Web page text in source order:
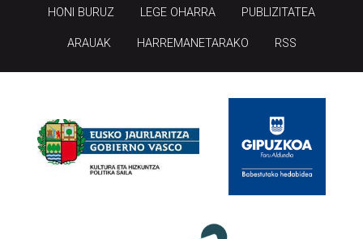
HONI BURUZ LEGE OHARRA PUBLIZITATEA
ARAUAK HARREMANETARAKO RSS